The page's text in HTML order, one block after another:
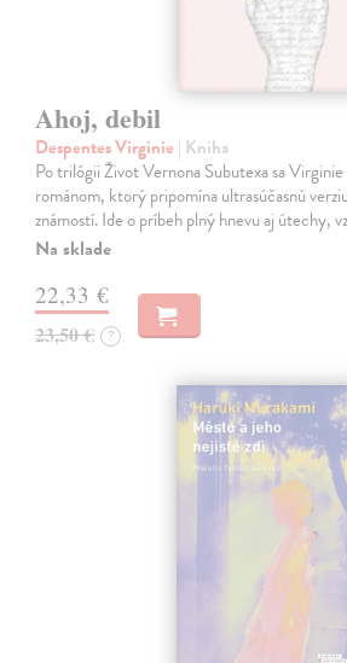
Ahoj, debil
Despentes Virginie | Kniha
Po trilógii Život Vernona Subutexa sa
románom, ktorý pripomína ultrasúčasnú
známostí. Ide o príbeh plný hnevu aj útechy,
Na sklade
22,33 €
23,50 € ?